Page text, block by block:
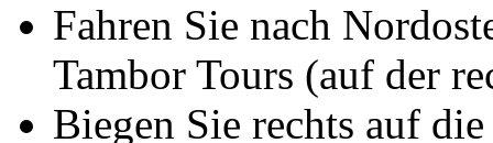
Fahren Sie nach
Tambor Tours (auf der
Biegen Sie rechts auf